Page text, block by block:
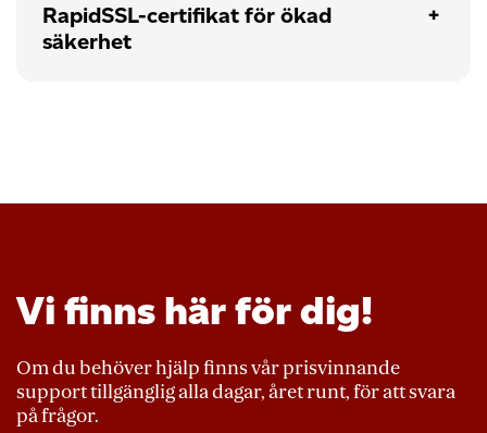
RapidSSL-certifikat för ökad
säkerhet
Vi finns här för dig!
Om du behöver hjälp finns vår prisvinnande
support tillgänglig alla dagar, året runt, för att svara
på frågor.